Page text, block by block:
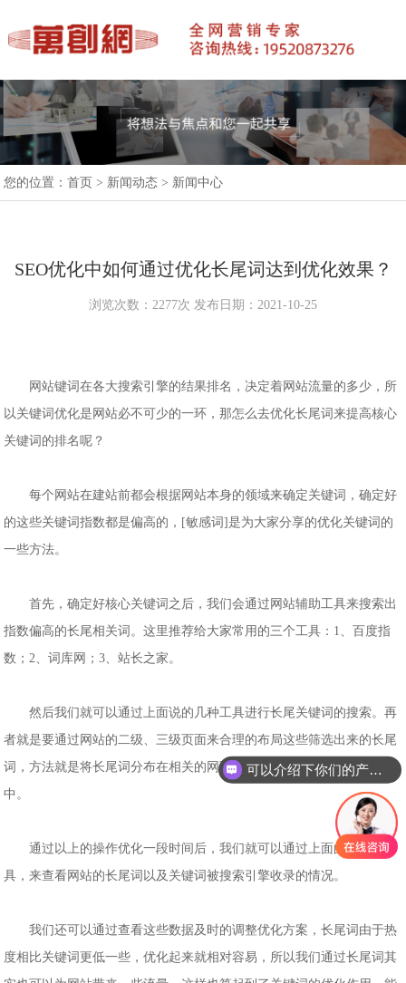
您的位置：首页 > 新闻动态 > 新闻中心
SEO优化中如何通过优化长尾词达到优化效果？
浏览次数：2277次 发布日期：2021-10-25
网站键词在各大搜索引擎的结果排名，决定着网站流量的多少，所
以关键词优化是网站必不可少的一环，那怎么去优化长尾词来提高核心
关键词的排名呢？
每个网站在建站前都会根据网站本身的领域来确定关键词，确定好
的这些关键词指数都是偏高的，[敏感词]是为大家分享的优化关键词的
一些方法。
首先，确定好核心关键词之后，我们会通过网站辅助工具来搜索出
指数偏高的长尾相关词。这里推荐给大家常用的三个工具：1、百度指
数；2、词库网；3、站长之家。
然后我们就可以通过上面说的几种工具进行长尾关键词的搜索。再
者就是要通过网站的二级、三级页面来合理的布局这些筛选出来的长尾
词，方法就是将长尾词分布在相关的网页的头部的关键词和网页描述
中。
通过以上的操作优化一段时间后，我们就可以通过上面的三个工
具，来查看网站的长尾词以及关键词被搜索引擎收录的情况。
我们还可以通过查看这些数据及时的调整优化方案，长尾词由于热
度相比关键词更低一些，优化起来就相对容易，所以我们通过长尾词其
可以介绍下你们的产品么
你们是怎么收费的呢